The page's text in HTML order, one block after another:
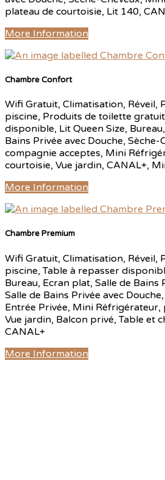
plateau de courtoisie, Lit 140,
More Information
Chambre Confort
Wifi Gratuit, Climatisation, Réveil,
piscine, Produits de toilette
disponible, Lit Queen Size,
Bains Privée avec Douche, Sèche-
compagnie acceptes, Mini
courtoisie, Vue jardin, CANAL+,
More Information
Chambre Premium
Wifi Gratuit, Climatisation, Réveil,
piscine, Table à repasser
Bureau, Ecran plat, Salle de Bains
Salle de Bains Privée avec
Entrée Privée, Mini Réfrigérateur,
Vue jardin, Balcon privé, Table et
CANAL+
More Information